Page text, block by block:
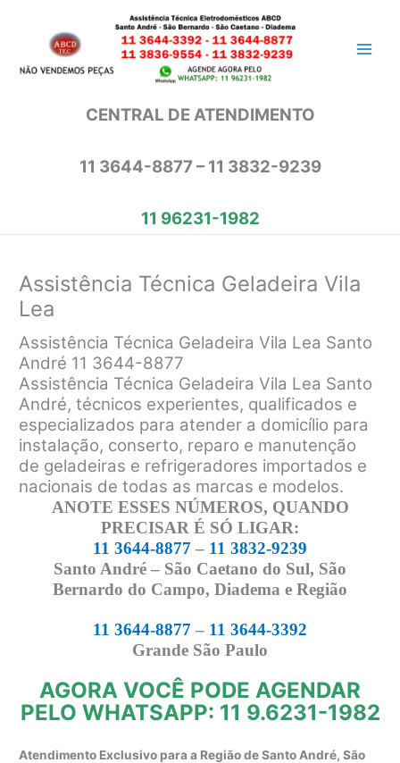
conteúdo
CENTRAL DE ATENDIMENTO
11 3644-8877 – 11 3832-9239
11 96231-1982
Assistência Técnica Geladeira Vila
Lea
Assistência Técnica Geladeira Vila Lea Santo
André 11 3644-8877
Assistência Técnica Geladeira Vila Lea Santo
André, técnicos experientes, qualificados e
especializados para atender a domicílio para
instalação, conserto, reparo e manutenção
de geladeiras e refrigeradores importados e
nacionais de todas as marcas e modelos.
ANOTE ESSES NÚMEROS, QUANDO
PRECISAR É SÓ LIGAR:
11 3644-8877 – 11 3832-9239
Santo André – São Caetano do Sul, São
Bernardo do Campo, Diadema e Região
11 3644-8877 – 11 3644-3392
Grande São Paulo
AGORA VOCÊ PODE AGENDAR
PELO WHATSAPP: 11 9.6231-1982
Atendimento Exclusivo para a Região de Santo André, São